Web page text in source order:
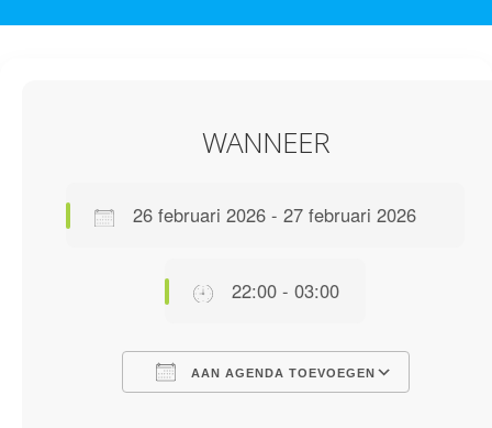
WANNEER
26 februari 2026 - 27 februari 2026
22:00 - 03:00
AAN AGENDA TOEVOEGEN